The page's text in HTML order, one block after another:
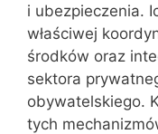
i ubezpieczenia.
właściwej
środków oraz
sektora
obywatelskiego.
tych